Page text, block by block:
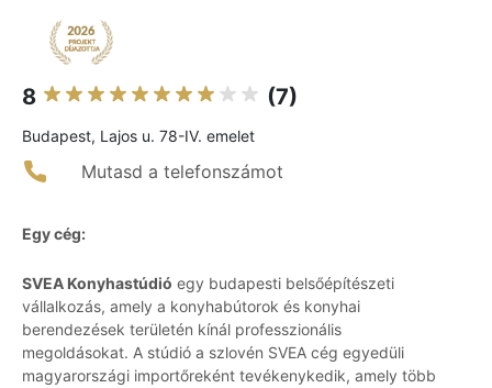
8 (7)
Budapest, Lajos u. 78-IV. emelet
Mutasd a telefonszámot
Egy cég:
SVEA Konyhastúdió egy budapesti belsőépítészeti
vállalkozás, amely a konyhabútorok és konyhai
berendezések területén kínál professzionális
megoldásokat. A stúdió a szlovén SVEA cég egyedüli
magyarországi importőreként tevékenykedik, amely több